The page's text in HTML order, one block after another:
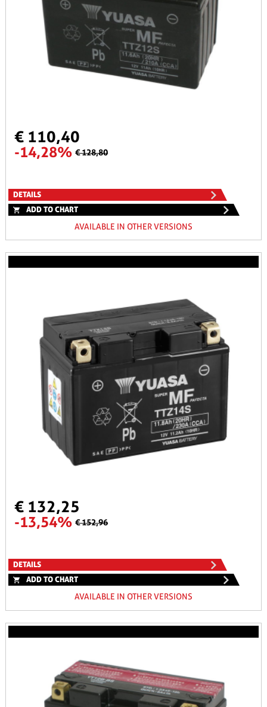
€ 110,40
-14,28% € 128,80
DETAILS
ADD TO CHART
AVAILABLE IN OTHER VERSIONS
€ 132,25
-13,54% € 152,96
DETAILS
ADD TO CHART
AVAILABLE IN OTHER VERSIONS